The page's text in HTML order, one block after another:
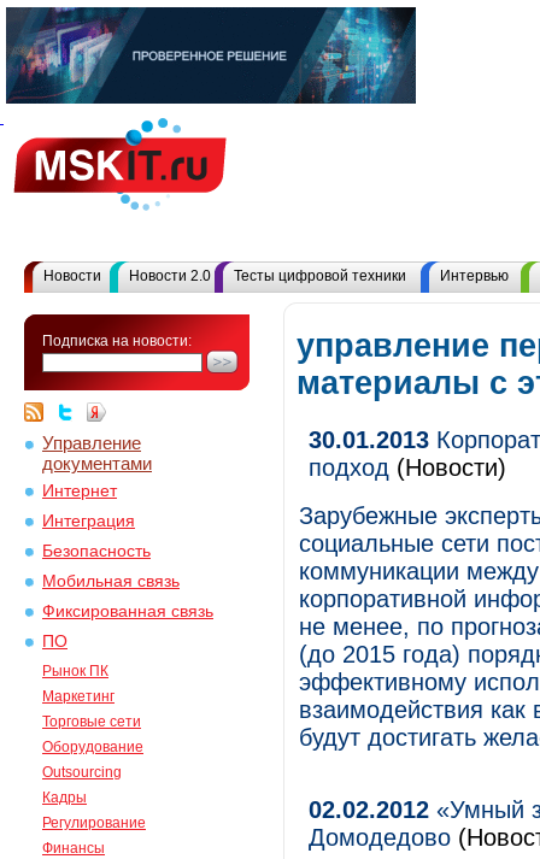
Новости Новости 2.0 Тесты цифровой техники Интервью
Подписка на новости:
Управление
документами
Интернет
Интеграция
Безопасность
Мобильная связь
Фиксированная связь
ПО
Рынок ПК
Маркетинг
Торговые сети
Оборудование
Outsourcing
Кадры
Регулирование
Финансы
управление
материалы с
30.01.2013
подход (Новости)
Зарубежные
социальные сети
коммуникации
корпоративной
не менее, по
(до 2015 года)
эффективному
взаимодействия как
будут достигать
02.02.2012 «Умный
Домодедово